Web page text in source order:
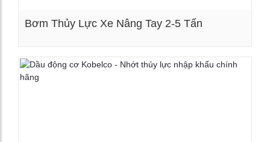
Bơm Thủy Lực Xe Nâng Tay 2-5 Tấn